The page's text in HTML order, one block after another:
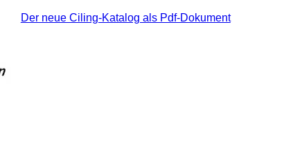
Der neue Ciling-Katalog als Pdf-Dokument